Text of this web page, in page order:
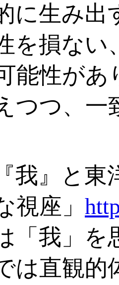
に生み
を損ない
能性が
つつ、一
我』と
視座」
「我」
は直観